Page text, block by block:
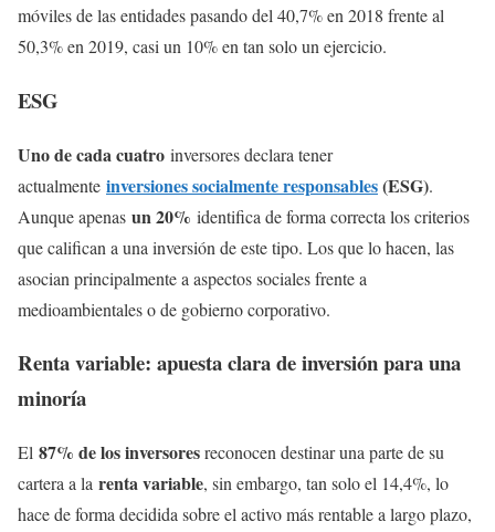
móviles de las entidades pasando del 40,7% en 2018 frente al
50,3% en 2019, casi un 10% en tan solo un ejercicio.
ESG
Uno de cada cuatro inversores declara tener
actualmente inversiones socialmente responsables(ESG).
Aunque apenas un 20% identifica de forma correcta los criterios
que califican a una inversión de este tipo. Los que lo hacen, las
asocian principalmente a aspectos sociales frente a
medioambientales o de gobierno corporativo.
Renta variable: apuesta clara de inversión para una
minoría
El 87% de los inversoresreconocen destinar una parte de su
cartera a la renta variable, sin embargo, tan solo el 14,4%, lo
hace de forma decidida sobre el activo más rentable a largo plazo,